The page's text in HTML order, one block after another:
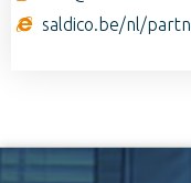
saldico.be/nl/